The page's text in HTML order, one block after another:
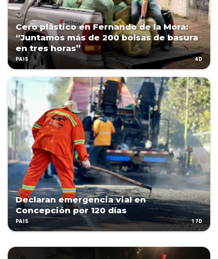
Cero plástico en Fernando de la Mora:
“Juntamos más de 200 bolsas de basura
en tres horas”
PAÍS 4D
Declaran emergencia vial en
Concepción por 120 días
PAÍS 17D